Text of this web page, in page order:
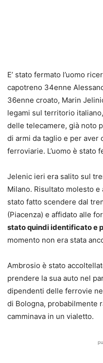
E’ stato fermato l’uomo
capotreno 34enne
36enne croato, Marin
legami sul territorio
delle telecamere, già noto
di armi da taglio e per aver
ferroviarie. L’uomo è stato
Jelenic ieri era salito sul
Milano. Risultato molesto
stato fatto scendere dal
(Piacenza) e affidato alle
stato quindi identificato e
momento non era stata
Ambrosio è stato
prendere la sua auto nel
dipendenti delle ferrovie
di Bologna, probabilmente
camminava in un vialetto.